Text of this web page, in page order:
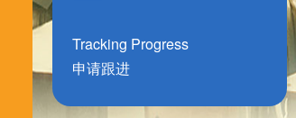
Tracking Progress
申请跟进